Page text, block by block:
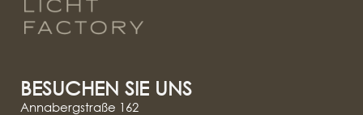
BESUCHEN SIE UNS
Annabergstraße 162